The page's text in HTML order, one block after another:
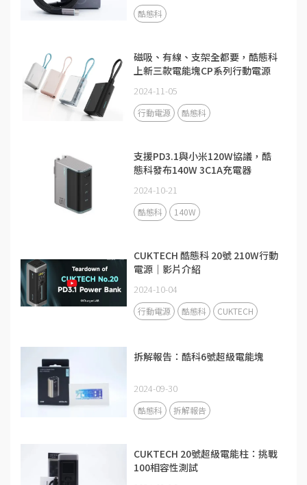
酷態科
磁吸、有線、支架全都要，酷態科
上新三款電能塊CP系列行動電源
2024-11-05
行動電源 酷態科
支援PD3.1與小米120W協議，酷
態科發布140W 3C1A充電器
2024-10-21
酷態科 140W
CUKTECH 酷態科 20號 210W行動
電源｜影片介紹
2024-10-04
行動電源 酷態科 CUKTECH
拆解報告：酷科6號超級電能塊
2024-09-30
酷態科 拆解報告
CUKTECH 20號超級電能柱：挑戰
100相容性測試